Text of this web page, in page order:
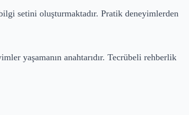
setini oluşturmaktadır. Pratik deneyimlerden
yaşamanın anahtarıdır. Tecrübeli rehberlik